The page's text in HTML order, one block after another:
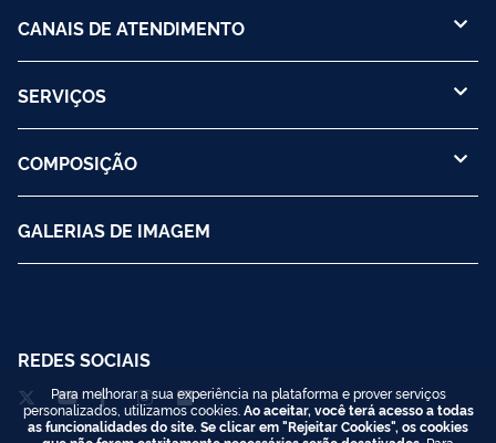
CANAIS DE ATENDIMENTO
SERVIÇOS
COMPOSIÇÃO
GALERIAS DE IMAGEM
REDES SOCIAIS
Para melhorar a sua experiência na plataforma e prover serviços
personalizados, utilizamos cookies. Ao aceitar, você terá acesso a todas
as funcionalidades do site. Se clicar em "Rejeitar Cookies", os cookies